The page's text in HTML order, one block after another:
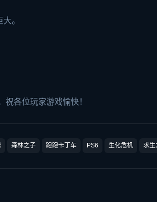
。
各位玩家游戏愉快！
森林之子 跑跑卡丁车 PS6 生化危机 求生